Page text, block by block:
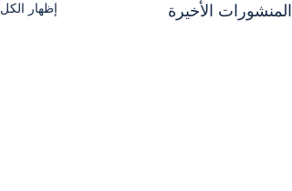
المنشورات الأخيرة إظهار الكل